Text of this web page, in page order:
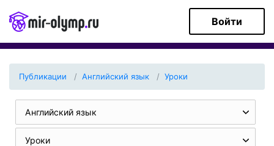
Войти
Публикации Английский язык Уроки
Английский язык
Уроки